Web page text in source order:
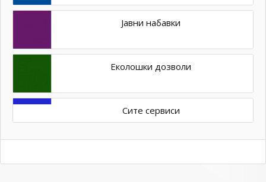
Јавни набавки
Еколошки дозволи
Сите сервиси